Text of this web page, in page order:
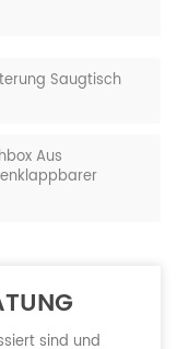
Saugtisch
Aus
sind und